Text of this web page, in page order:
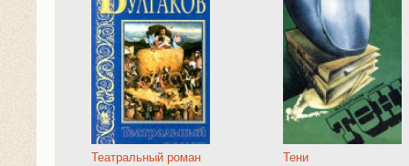
Театральный роман Тени